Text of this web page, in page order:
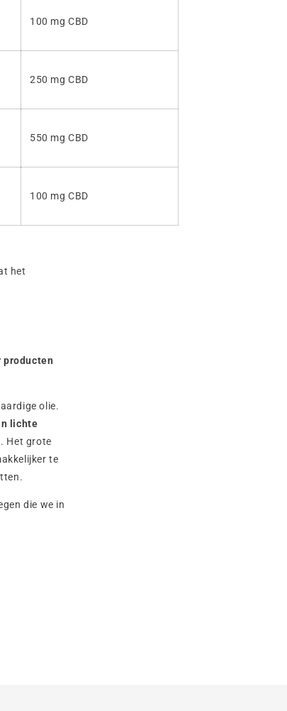
100 mg CBD
250 mg CBD
550 mg CBD
100 mg CBD
het
producten
olie.
lichte
Het grote
te
die we in